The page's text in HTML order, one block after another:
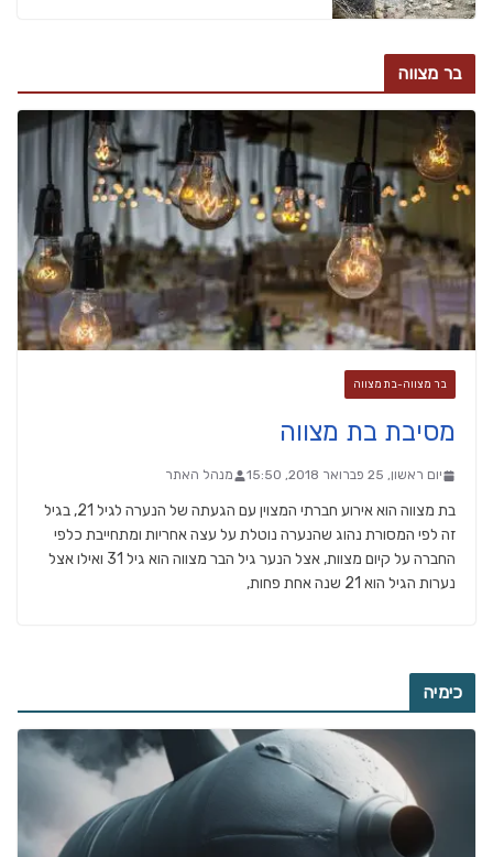
בר מצווה
בר מצווה-בת מצווה
מסיבת בת מצווה
יום ראשון, 25 פברואר 2018, 15:50 מנהל האתר
בת מצווה הוא אירוע חברתי המצוין עם הגעתה של הנערה לגיל 21, בגיל
זה לפי המסורת נהוג שהנערה נוטלת על עצה אחריות ומתחייבת כלפי
החברה על קיום מצוות, אצל הנער גיל הבר מצווה הוא גיל 31 ואילו אצל
נערות הגיל הוא 21 שנה אחת פחות,
כימיה